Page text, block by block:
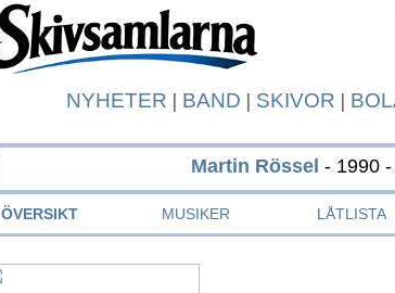
NYHETER | BAND | SKIVOR |
Martin Rössel - 1990 -
ÖVERSIKT MUSIKER LÅTLISTA